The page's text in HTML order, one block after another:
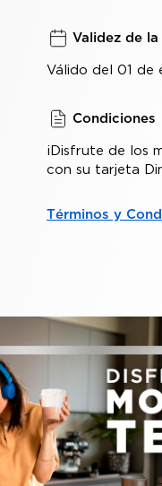
Validez de la
Válido del 01 de
Condiciones
¡Disfrute de los
con su tarjeta
Términos y